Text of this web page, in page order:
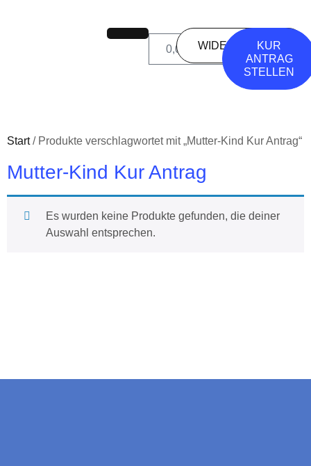
0,00 0
WIDERSPRUCH
KUR
ANTRAG
STELLEN
Start/ Produkte verschlagwortet mit „Mutter-Kind Kur Antrag“
Mutter-Kind Kur Antrag
Es wurden keine Produkte gefunden, die deiner
Auswahl entsprechen.